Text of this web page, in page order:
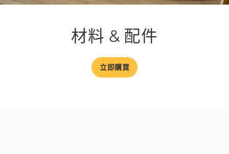
材料 & 配件
立即購買